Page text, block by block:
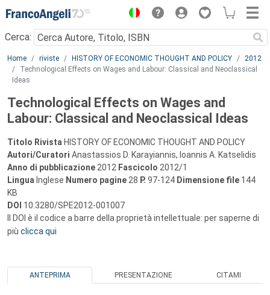
Menu
Cerca:
Main content
Home riviste HISTORY OF ECONOMIC THOUGHT AND POLICY
2012
Technological Effects on Wages and Labour: Classical and Neoclassical
Ideas
Technological Effects on Wages and
Labour: Classical and Neoclassical Ideas
Titolo Rivista HISTORY OF ECONOMIC THOUGHT AND POLICY
Autori/Curatori Anastassios D. Karayiannis, Ioannis A. Katselidis
Anno di pubblicazione 2012 Fascicolo 2012/1
Lingua Inglese Numero pagine 28 P. 97-124 Dimensione file 144
KB
DOI 10.3280/SPE2012-001007
Il DOI è il codice a barre della proprietà intellettuale: per saperne di
più clicca qui
ANTEPRIMA PRESENTAZIONE CITAMI